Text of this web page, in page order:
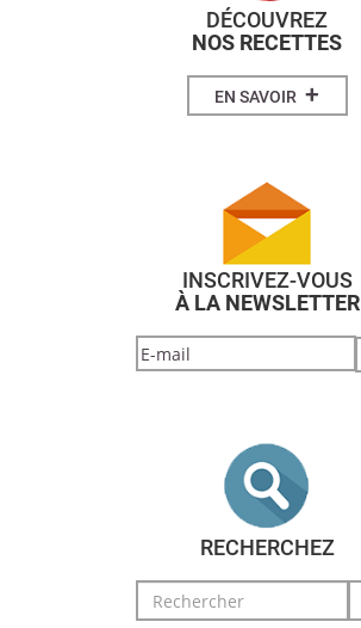
DÉCOUVREZ
NOS RECETTES
EN SAVOIR +
INSCRIVEZ-VOUS
À LA NEWSLETTER
RECHERCHEZ
Search
for: